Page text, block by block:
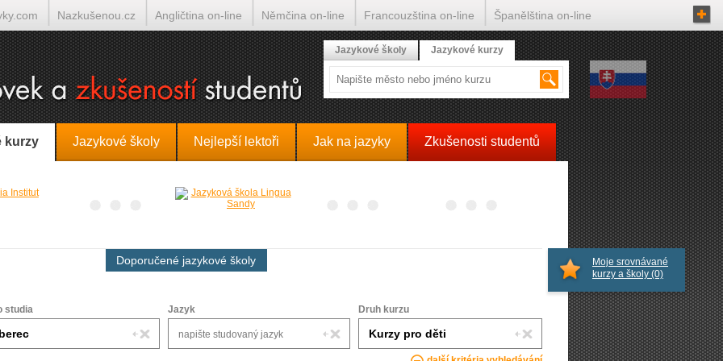
kurzy Jazykové školy Nejlepší lektoři Jak na jazyky Zkušenosti studentů
Doporučené jazykové školy
studia Jazyk Druh kurzu
Moje srovnávané
kurzy a školy (0)
Jazykové školy Jazykové kurzy
Nazkušenou.cz Angličtina on-line Němčina on-line Francouzština on-line Španělština on-line